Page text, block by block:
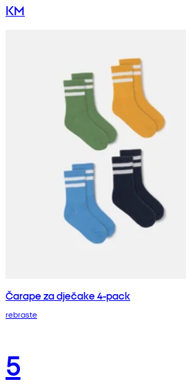
KM
Čarape za dječake 4-pack
rebraste
5